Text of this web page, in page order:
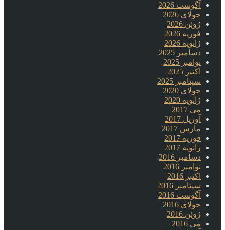
آگوست 2026
جولای 2026
ژوئن 2026
فوریه 2026
ژانویه 2026
دسامبر 2025
نوامبر 2025
اکتبر 2025
سپتامبر 2025
جولای 2020
ژانویه 2020
می 2017
آوریل 2017
مارس 2017
فوریه 2017
ژانویه 2017
دسامبر 2016
نوامبر 2016
اکتبر 2016
سپتامبر 2016
آگوست 2016
جولای 2016
ژوئن 2016
می 2016